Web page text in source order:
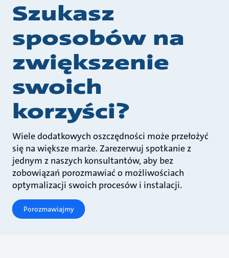
Szukasz
sposobów na
zwiększenie
swoich
korzyści?
Wiele dodatkowych oszczędności może przełożyć
się na większe marże. Zarezerwuj spotkanie z
jednym z naszych konsultantów, aby bez
zobowiązań porozmawiać o możliwościach
optymalizacji swoich procesów i instalacji.
Porozmawiajmy